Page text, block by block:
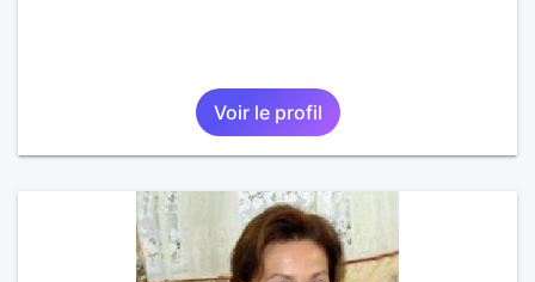
Voir le profil